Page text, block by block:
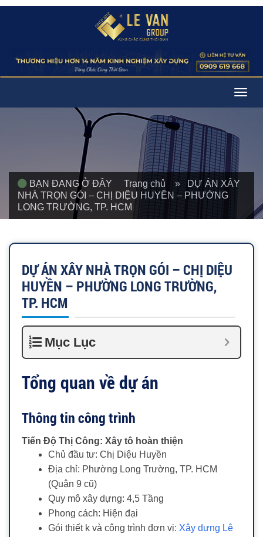
BẠN ĐANG Ở ĐÂY Trang chủ » DỰ ÁN XÂY
NHÀ TRỌN GÓI – CHỊ DIỆU HUYỀN – PHƯỜNG
LONG TRƯỜNG, TP. HCM
DỰ ÁN XÂY NHÀ TRỌN GÓI – CHỊ DIỆU
HUYỀN – PHƯỜNG LONG TRƯỜNG,
TP. HCM
Mục Lục
Tổng quan về dự án
Thông tin công trình
Tiến Độ Thị Công: Xây tô hoàn thiện
Chủ đầu tư: Chị Diệu Huyền
Địa chỉ: Phường Long Trường, TP. HCM
(Quận 9 cũ)
Quy mô xây dựng: 4,5 Tầng
Phong cách: Hiện đại
Gói thiết k và công trình đơn vị: Xây dựng Lê